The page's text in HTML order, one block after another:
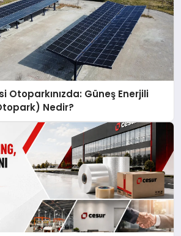
Otoparkınızda: Güneş Enerjili
Nedir?